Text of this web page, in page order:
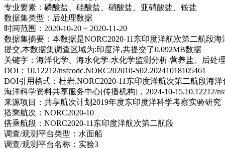
专业要素： 磷酸盐、硅酸盐、硝酸盐、亚硝酸盐、铵盐
数据集类型： 后处理数据
时间范围： 2020-10-20 ~ 2020-11-20
数据集摘要： 本数据是NORC2020-11东印度洋航次第二航段
提交,本数据集调查区域为:印度洋,共提交了0.092MB数据
关键字： 海洋化学、海水化学-水化学监测分析-营养盐、后处
DOI： 10.12212/nsfcodc.NORC202010-S02.20241018105461
DOI引用格式： 杜岩.NORC2020-11东印度洋航次第二航段海
海洋科学资料共享服务中心[传播机构]，2024-10-15.10.12212/
来源项目： 共享航次计划2019年度东印度洋科学考察实验研究
搭乘航次： NORC2020-10
搭乘航段： NORC2020-11东印度洋航次第二航段
调查/观测平台类型： 水面船
调查/观测平台名称： 实验3